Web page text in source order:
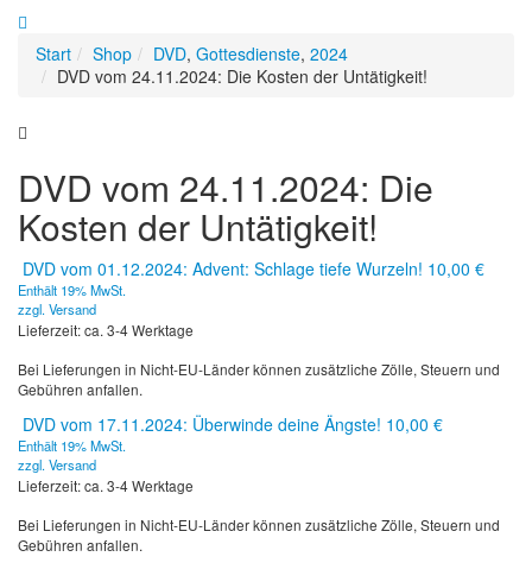
Start Shop DVD, Gottesdienste, 2024
DVD vom 24.11.2024: Die Kosten der Untätigkeit!
DVD vom 24.11.2024: Die
Kosten der Untätigkeit!
DVD vom 01.12.2024: Advent: Schlage tiefe Wurzeln! 10,00 €
Enthält 19% MwSt.
zzgl. Versand
Lieferzeit: ca. 3-4 Werktage
Bei Lieferungen in Nicht-EU-Länder können zusätzliche Zölle, Steuern und
Gebühren anfallen.
DVD vom 17.11.2024: Überwinde deine Ängste! 10,00 €
Enthält 19% MwSt.
zzgl. Versand
Lieferzeit: ca. 3-4 Werktage
Bei Lieferungen in Nicht-EU-Länder können zusätzliche Zölle, Steuern und
Gebühren anfallen.